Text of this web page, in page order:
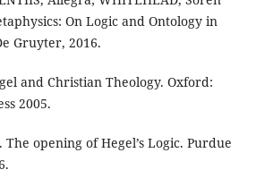
On Logic and Ontology in
Gruyter, 2016.
and Christian Theology. Oxford:
2005.
The opening of Hegel’s Logic. Purdue